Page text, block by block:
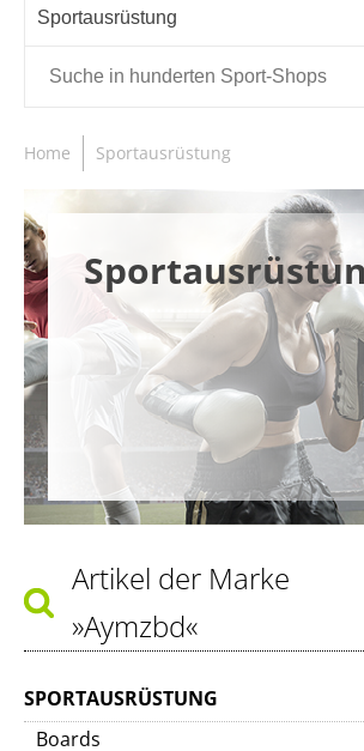
Sportausrüstung
Home Sportausrüstung
Artikel der Marke
»Aymzbd«
SPORTAUSRÜSTUNG
Boards